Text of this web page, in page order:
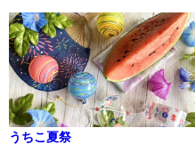
うちこ夏祭